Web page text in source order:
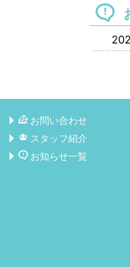
お問い合わせ
スタッフ紹介
お知らせ一覧